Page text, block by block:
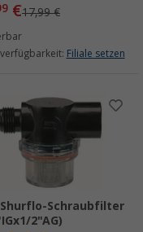
€17,99 €
Filiale setzen
Schraubfilter
2"AG)